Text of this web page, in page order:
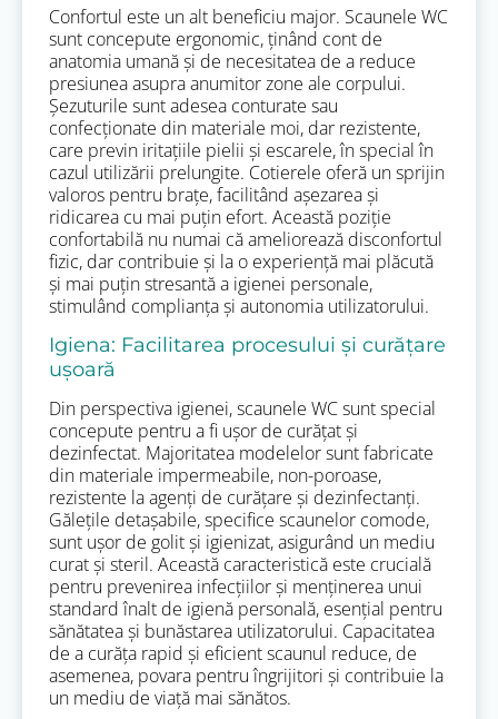
Confortul este un alt beneficiu major. Scaunele WC
sunt concepute ergonomic, ținând cont de
anatomia umană și de necesitatea de a reduce
presiunea asupra anumitor zone ale corpului.
Șezuturile sunt adesea conturate sau
confecționate din materiale moi, dar rezistente,
care previn iritațiile pielii și escarele, în special în
cazul utilizării prelungite. Cotierele oferă un sprijin
valoros pentru brațe, facilitând așezarea și
ridicarea cu mai puțin efort. Această poziție
confortabilă nu numai că ameliorează disconfortul
fizic, dar contribuie și la o experiență mai plăcută
și mai puțin stresantă a igienei personale,
stimulând complianța și autonomia utilizatorului.
Igiena: Facilitarea procesului și curățare
ușoară
Din perspectiva igienei, scaunele WC sunt special
concepute pentru a fi ușor de curățat și
dezinfectat. Majoritatea modelelor sunt fabricate
din materiale impermeabile, non-poroase,
rezistente la agenți de curățare și dezinfectanți.
Gălețile detașabile, specifice scaunelor comode,
sunt ușor de golit și igienizat, asigurând un mediu
curat și steril. Această caracteristică este crucială
pentru prevenirea infecțiilor și menținerea unui
standard înalt de igienă personală, esențial pentru
sănătatea și bunăstarea utilizatorului. Capacitatea
de a curăța rapid și eficient scaunul reduce, de
asemenea, povara pentru îngrijitori și contribuie la
un mediu de viață mai sănătos.